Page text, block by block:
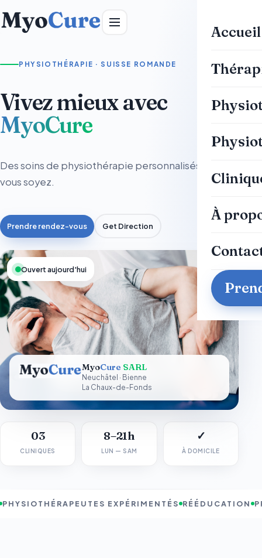
Accueil
À
03
CLINIQUES
8–21h
LUN — SAM
✓
À DOMICILE
Ouvert aujourd'hui
MyoCure SARL
Neuchâtel · Bienne
La Chaux-de-Fonds
EXPÉRIMENTÉS RÉÉDUCATION